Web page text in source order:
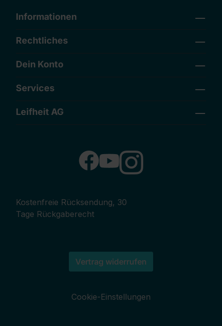
Informationen
Rechtliches
Dein Konto
Services
Leifheit AG
Kostenfreie Rücksendung, 30
Tage Rückgaberecht
Vertrag widerrufen
Cookie-Einstellungen